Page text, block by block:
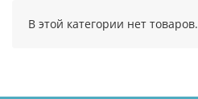
В этой категории нет товаров.